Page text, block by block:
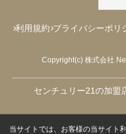
利用規約 プライバシーポリ
Copyright(c) 株式会社
センチュリー21の加盟
当サイトでは、お客様の当サイト